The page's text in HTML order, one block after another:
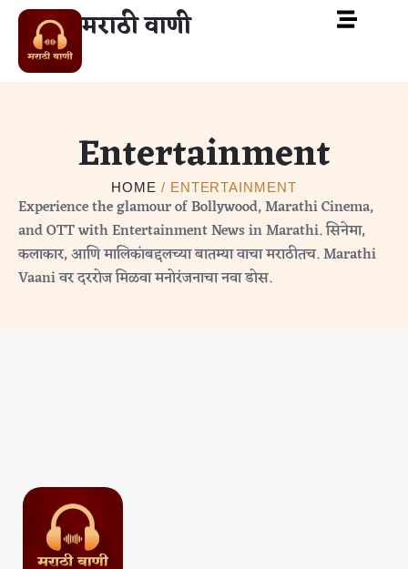
मराठी वाणी
Entertainment
HOME / ENTERTAINMENT
Experience the glamour of Bollywood, Marathi Cinema,
and OTT with Entertainment News in Marathi. सिनेमा,
कलाकार, आणि मालिकांबद्दलच्या बातम्या वाचा मराठीतच. Marathi
Vaani वर दररोज मिळवा मनोरंजनाचा नवा डोस.